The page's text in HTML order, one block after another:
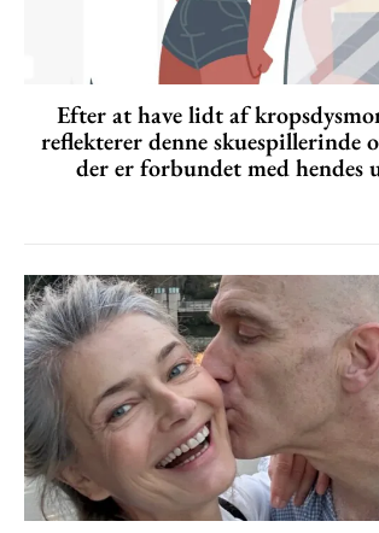
Efter at have lidt af
reflekterer denne skuespillerinde
der er forbundet med hendes